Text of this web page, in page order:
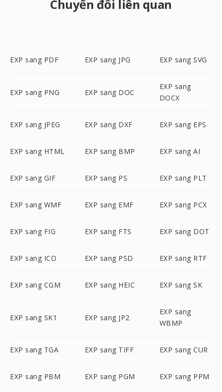
Chuyển đổi liên quan
EXP sang PDF EXP sang JPG EXP sang SVG
EXP sang PNG EXP sang DOC
EXP sang
DOCX
EXP sang JPEG EXP sang DXF EXP sang EPS
EXP sang HTML EXP sang BMP EXP sang AI
EXP sang GIF EXP sang PS EXP sang PLT
EXP sang WMF EXP sang EMF EXP sang PCX
EXP sang FIG EXP sang FTS EXP sang DOT
EXP sang ICO EXP sang PSD EXP sang RTF
EXP sang CGM EXP sang HEIC EXP sang SK
EXP sang SK1 EXP sang JP2
EXP sang
WBMP
EXP sang TGA EXP sang TIFF EXP sang CUR
EXP sang PBM EXP sang PGM EXP sang PPM